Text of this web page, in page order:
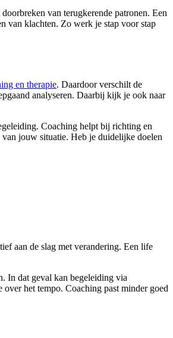
van terugkerende patronen. Een
van klachten. Zo werk je stap voor stap
en therapie. Daardoor verschilt de
analyseren. Daarbij kijk je ook naar
Coaching helpt bij richting en
jouw situatie. Heb je duidelijke doelen
aan de slag met verandering. Een life
In dat geval kan begeleiding via
het tempo. Coaching past minder goed